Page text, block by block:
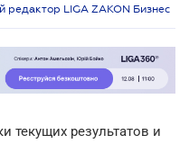
редактор LIGA ZAKON Бизнес
текущих результатов и